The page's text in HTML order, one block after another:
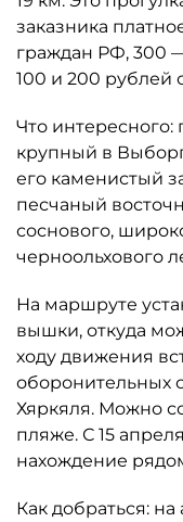
заказника
граждан РФ, 300
100 и 200 рублей
Что
крупный в
его каменистый
песчаный
соснового,
черноольхового
На маршруте
вышки, откуда
ходу движения
оборонительных
Хяркяля. Можно
пляже. С 15
нахождение
Как добраться: